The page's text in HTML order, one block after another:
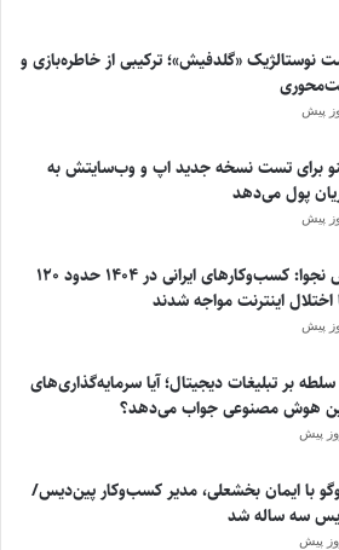
نوستالژیک «گلدفیش»؛ ترکیبی از خاطره‌بازی و
برای تست نسخه جدید اپ و وب‌سایتش به
پول می‌دهد
گزارش نجوا: کسب‌وکارهای ایرانی در ۱۴۰۴ حدود ۱۲۰
اختلال اینترنت مواجه شدند
بر تبلیغات دیجیتال؛ آیا سرمایه‌گذاری‌های
هوش مصنوعی جواب می‌دهد؟
با ایمان بخشعلی، مدیر کسب‌وکار پین‌دیس/
سه ساله شد